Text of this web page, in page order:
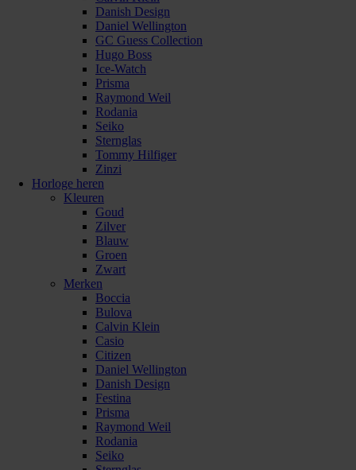
Danish Design
Daniel Wellington
GC Guess Collection
Hugo Boss
Ice-Watch
Prisma
Raymond Weil
Rodania
Seiko
Sternglas
Tommy Hilfiger
Zinzi
Horloge heren
Kleuren
Goud
Zilver
Blauw
Groen
Zwart
Merken
Boccia
Bulova
Calvin Klein
Casio
Citizen
Daniel Wellington
Danish Design
Festina
Prisma
Raymond Weil
Rodania
Seiko